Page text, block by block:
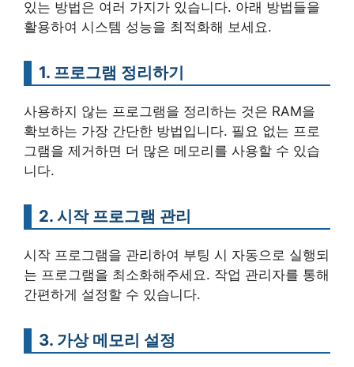
있는 방법은 여러 가지가 있습니다. 아래 방법들을
활용하여 시스템 성능을 최적화해 보세요.
1. 프로그램 정리하기
사용하지 않는 프로그램을 정리하는 것은 RAM을
확보하는 가장 간단한 방법입니다. 필요 없는 프로
그램을 제거하면 더 많은 메모리를 사용할 수 있습
니다.
2. 시작 프로그램 관리
시작 프로그램을 관리하여 부팅 시 자동으로 실행되
는 프로그램을 최소화해주세요. 작업 관리자를 통해
간편하게 설정할 수 있습니다.
3. 가상 메모리 설정